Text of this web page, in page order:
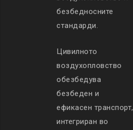
безбедносните
стандарди.
Цивилното
воздухопловство
обезбедува
безбеден и
ефикасен транспорт,
интегриран во